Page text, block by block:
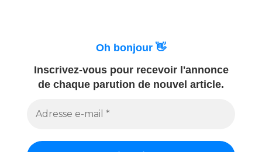
Oh bonjour 👋
Inscrivez-vous pour recevoir l'annonce
de chaque parution de nouvel article.